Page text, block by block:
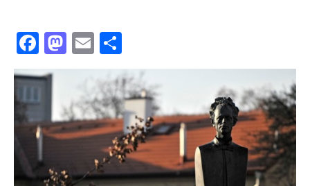
Facebook
Mastodon
Email
有